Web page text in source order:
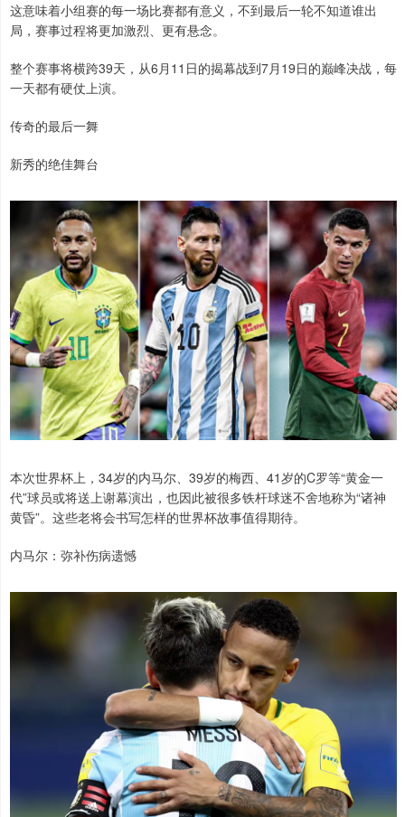
这意味着小组赛的每一场比赛都有意义，不到最后一轮不知道谁出
局，赛事过程将更加激烈、更有悬念。
整个赛事将横跨39天，从6月11日的揭幕战到7月19日的巅峰决战，每
一天都有硬仗上演。
传奇的最后一舞
新秀的绝佳舞台
本次世界杯上，34岁的内马尔、39岁的梅西、41岁的C罗等“黄金一
代”球员或将送上谢幕演出，也因此被很多铁杆球迷不舍地称为“诸神
黄昏”。这些老将会书写怎样的世界杯故事值得期待。
内马尔：弥补伤病遗憾